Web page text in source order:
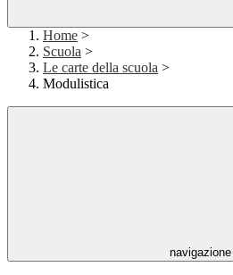
Home >
Scuola >
Le carte della scuola >
Modulistica
navigazione